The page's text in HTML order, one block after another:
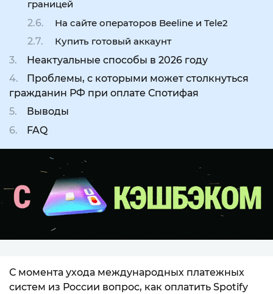
границей
На сайте операторов Beeline и Tele2
Купить готовый аккаунт
Неактуальные способы в 2026 году
Проблемы, с которыми может столкнуться
гражданин РФ при оплате Спотифая
Выводы
FAQ
С момента ухода международных платежных
систем из России вопрос, как оплатить Spotify